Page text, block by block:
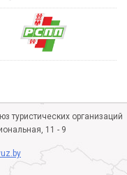
туристических организаций
11 - 9